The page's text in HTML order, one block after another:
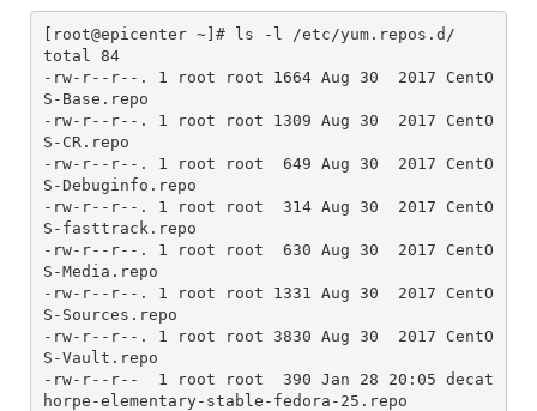
[root@epicenter ~]# ls -l /etc/yum.repos.d/
total 84
-rw-r--r--. 1 root root 1664 Aug 30  2017 CentO
S-Base.repo
-rw-r--r--. 1 root root 1309 Aug 30  2017 CentO
S-CR.repo
-rw-r--r--. 1 root root  649 Aug 30  2017 CentO
S-Debuginfo.repo
-rw-r--r--. 1 root root  314 Aug 30  2017 CentO
S-fasttrack.repo
-rw-r--r--. 1 root root  630 Aug 30  2017 CentO
S-Media.repo
-rw-r--r--. 1 root root 1331 Aug 30  2017 CentO
S-Sources.repo
-rw-r--r--. 1 root root 3830 Aug 30  2017 CentO
S-Vault.repo
-rw-r--r--  1 root root  390 Jan 28 20:05 decat
horpe-elementary-stable-fedora-25.repo